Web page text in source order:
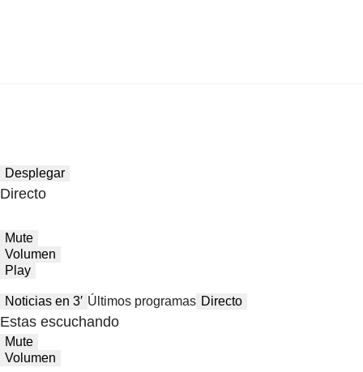
Desplegar
Directo
Mute
Volumen
Play
Noticias en 3′ Últimos programas Directo
Estas escuchando
Mute
Volumen